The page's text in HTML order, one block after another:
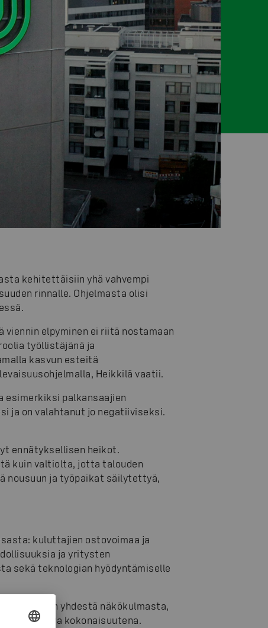
kehitettäisiin yhä vahvempi
rinnalle. Ohjelmasta olisi
elpyminen ei riitä nostamaan
työllistäjänä ja
kasvun esteitä
Heikkilä vaatii.
esimerkiksi palkansaajien
ja on valahtanut jo negatiiviseksi.
ennätyksellisen heikot.
kuin valtiolta, jotta talouden
nousuun ja työpaikat säilytettyä,
kuluttajien ostovoimaa ja
ja yritysten
sekä teknologian hyödyntämiselle
vain yhdestä näkökulmasta,
kokonaisuutena.